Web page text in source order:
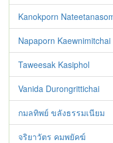
Kanokporn
Napaporn Kaewnimitchai
Taweesak Kasiphol
Vanida Durongrittichai
กมลทิพย์ ขลังธรรมเนียม
จริยาวัตร คมพยัคฆ์